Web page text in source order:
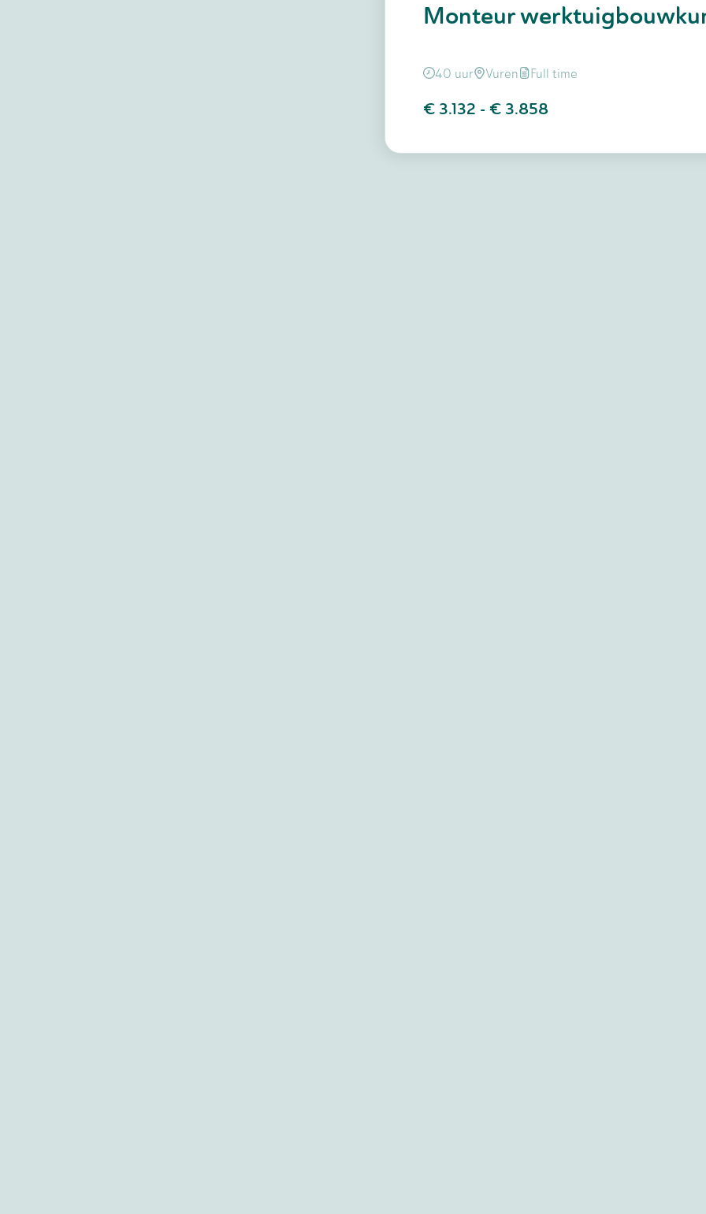
Monteur
40 uur Vuren Full time
€ 3.132 - € 3.858